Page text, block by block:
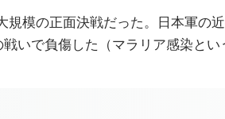
模の正面決戦だった。日本軍の
いで負傷した（マラリア感染と